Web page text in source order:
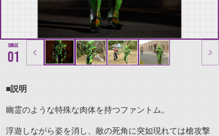
01
■説明
幽霊のような特殊な肉体を持つファントム。
浮遊しながら姿を消し、敵の死角に突如現れては槍攻撃